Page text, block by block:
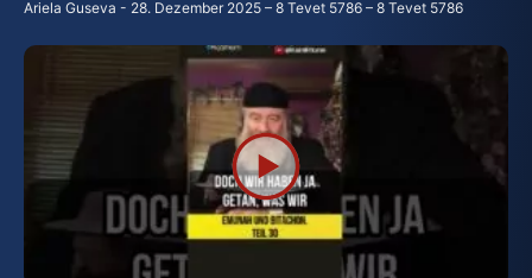
Ariela Guseva 28. Dezember 2025 – 8 Tevet 5786 – 8 Tevet 5786